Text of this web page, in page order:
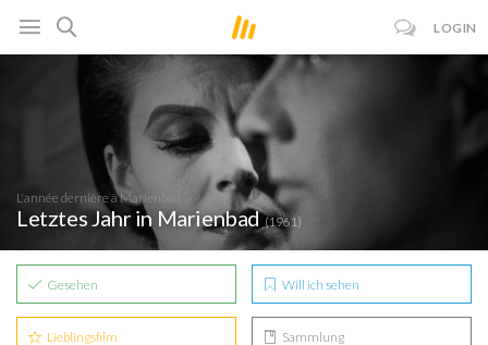
LOGIN
L'année dernière à Marienbad
Letztes Jahr in Marienbad(1961)
Gesehen Will ich sehen
Lieblingsfilm Sammlung